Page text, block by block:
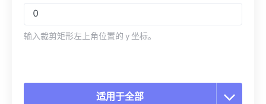
输入裁剪矩形左上角位置的 y 坐标。
适用于全部